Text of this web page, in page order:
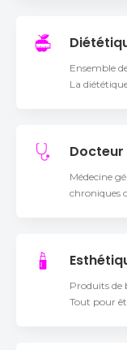
Ensemble
La
Docteur
Médecine
chroniques
Produits de
Tout pour